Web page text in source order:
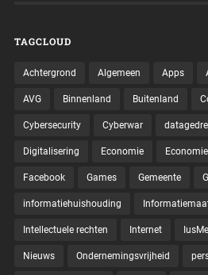
TAGCLOUD
Achtergrond Algemeen Apps
AVG Binnenland Buitenland
Cybersecurity Cyberwar
Digitalisering Economie
Facebook Games Gemeente
informatiehuishouding
Intellectuele rechten Internet
Nieuws Ondernemingsvrijheid